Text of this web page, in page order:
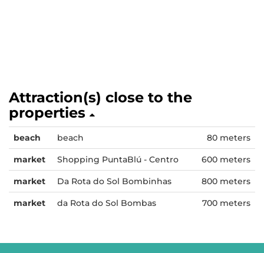
Attraction(s) close to the
properties
beach beach 80 meters
market Shopping PuntaBlú - Centro 600 meters
market Da Rota do Sol Bombinhas 800 meters
market da Rota do Sol Bombas 700 meters